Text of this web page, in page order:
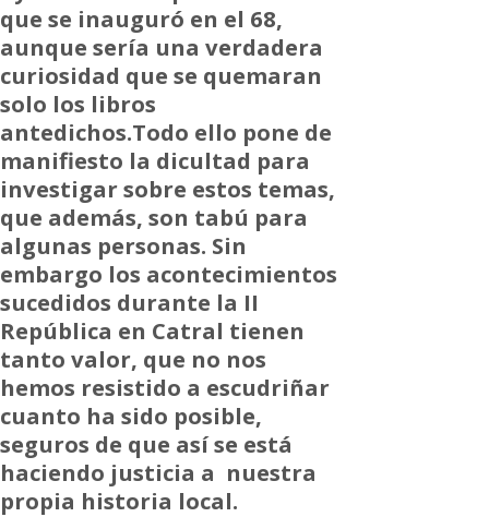
que se inauguró en el 68,
aunque sería una verdadera
curiosidad que se quemaran
solo los libros
antedichos.Todo ello pone de
manifiesto la dicultad para
investigar sobre estos temas,
que además, son tabú para
algunas personas. Sin
embargo los acontecimientos
sucedidos durante la II
República en Catral tienen
tanto valor, que no nos
hemos resistido a escudriñar
cuanto ha sido posible,
seguros de que así se está
haciendo justicia a nuestra
propia historia local.